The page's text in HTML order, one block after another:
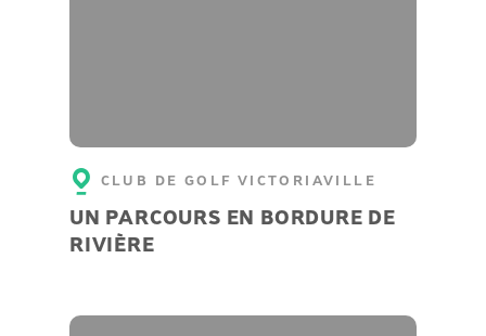
CLUB DE GOLF VICTORIAVILLE
UN PARCOURS EN BORDURE DE
RIVIÈRE